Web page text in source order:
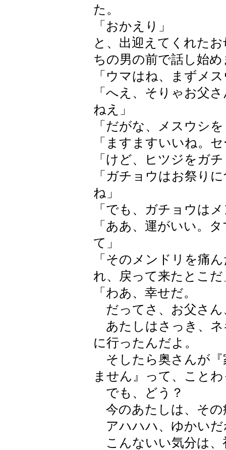
た。
「おかえり」
と、出迎えてくれた
ちの男の前で話し始
「ウマはね、まずメ
「へえ、そりゃお父
ねえ」
「だがな、メスウシ
「ますますいいね。
「けど、ヒツジをガ
「ガチョウはお祭り
ね」
「でも、ガチョウは
「ああ、運がいい。
て」
「そのメンドリを痛
れ、戻って来たとこだ
「わあ、幸せだ。
だってさ、お父さん
あたしはさっき、ネ
に行ったんだよ。
そしたら奥さんが『
ません』って、こと
でも、どう？
今のあたしは、その
アハハハ、ゆかいだ
こんないい気分は、